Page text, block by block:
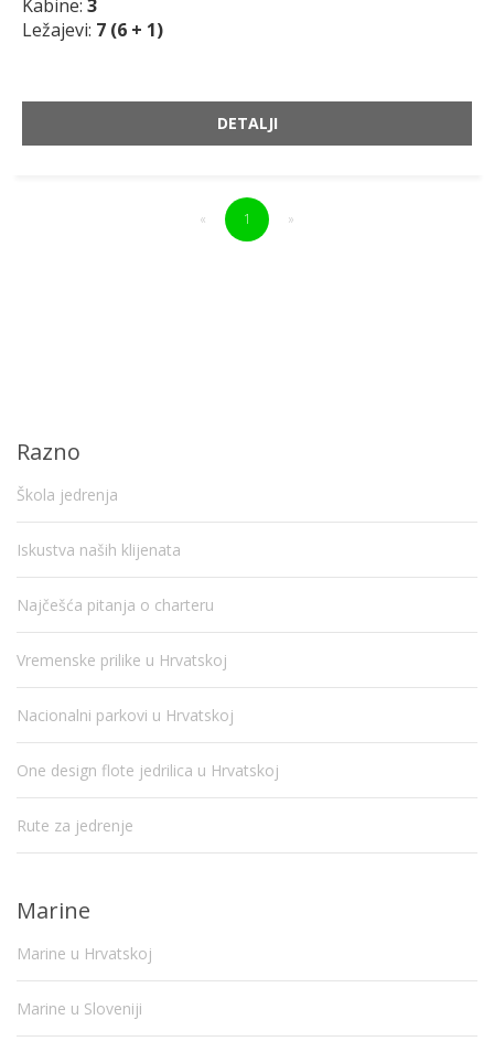
Kabine: 3
Ležajevi: 7 (6 + 1)
DETALJI
« 1 »
Razno
Škola jedrenja
Iskustva naših klijenata
Najčešća pitanja o charteru
Vremenske prilike u Hrvatskoj
Nacionalni parkovi u Hrvatskoj
One design flote jedrilica u Hrvatskoj
Rute za jedrenje
Marine
Marine u Hrvatskoj
Marine u Sloveniji